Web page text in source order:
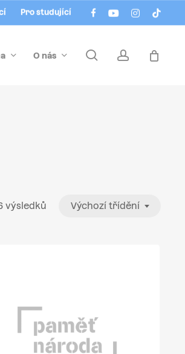
facebookyoutubeinstagram
tiktok
Pro studující
O nás searchaccount
výsledků Výchozí třídění
Menu